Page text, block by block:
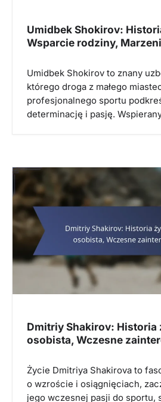
Umidbek Shokirov:
Wsparcie rodziny,
Umidbek Shokirov to znany
którego droga z małego
profesjonalnego sportu
determinację i pasję.
Dmitriy Shakirov: Historia
osobista, Wczesne
Życie Dmitriya Shakirova to
o wzroście i osiągnięciach,
jego wczesnej pasji do sportu,